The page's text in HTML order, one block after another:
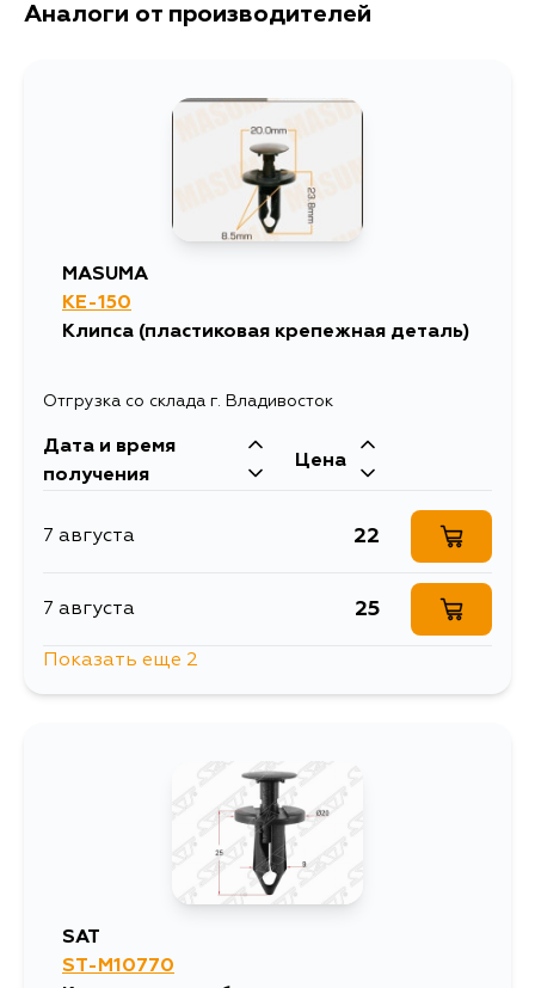
Аналоги от производителей
MASUMA
KE-150
Клипса (пластиковая крепежная деталь)
Отгрузка со склада г. Владивосток
Дата и время
получения
Цена
7 августа 22
7 августа 25
Показать еще 2
SAT
ST-M10770